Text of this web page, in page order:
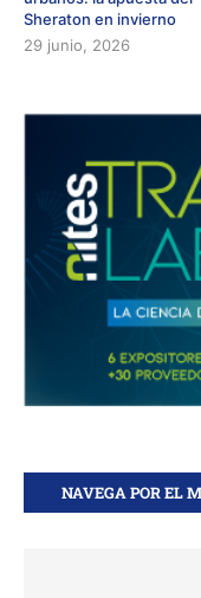
Sheraton en invierno
29 junio, 2026
NAVEGA POR EL